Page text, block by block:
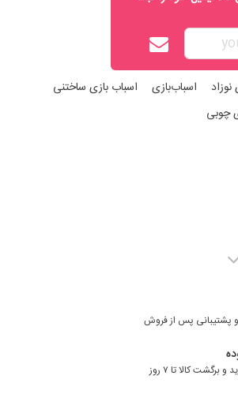
اسباب‌بازی
اسباب‌ بازی ساختنی
چوبی
پشتیبانی پس از فروش
برگشت کالا تا ۷ روز